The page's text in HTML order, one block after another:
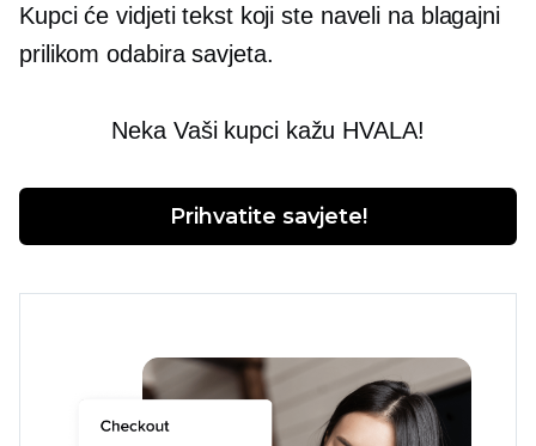
Kupci će vidjeti tekst koji ste naveli na blagajni
prilikom odabira savjeta.
Neka Vaši kupci kažu HVALA!
Prihvatite savjete!